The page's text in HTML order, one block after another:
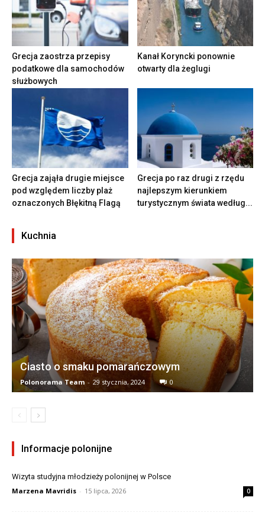
Grecja zaostrza przepisy
podatkowe dla samochodów
służbowych
Kanał Koryncki ponownie
otwarty dla żeglugi
Grecja zająła drugie miejsce
pod względem liczby plaż
oznaczonych Błękitną Flagą
Grecja po raz drugi z rzędu
najlepszym kierunkiem
turystycznym świata według...
Kuchnia
Ciasto o smaku pomarańczowym
Polonorama Team - 29 stycznia, 2024 0
Informacje polonijne
Wizyta studyjna młodzieży polonijnej w Polsce
Marzena Mavridis - 15 lipca, 2026 0